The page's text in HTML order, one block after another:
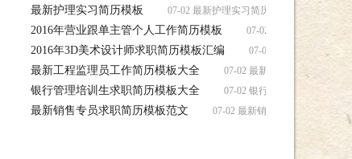
最新护理实习简历模板 07-02 最新护理实习简历模板简历，最新
2016年营业跟单主管个人工作简历模板 07-02 2016年营业跟单
载
2016年3D美术设计师求职简历模板汇编 07-02 2016年3D美术设
载
最新工程监理员工作简历模板大全 07-02 最新工程监理员工作简
银行管理培训生求职简历模板大全 07-02 银行管理培训生求职简
最新销售专员求职简历模板范文 07-02 最新销售专员求职简历模